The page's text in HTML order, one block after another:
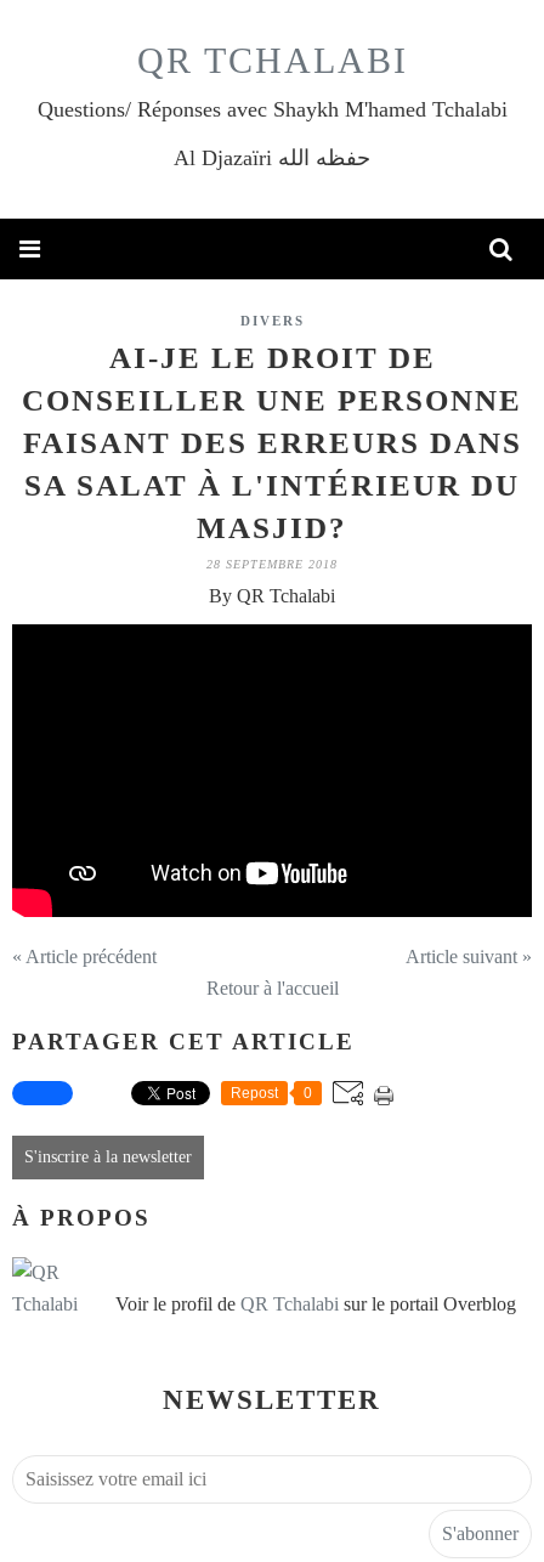
QR TCHALABI
Questions/ Réponses avec Shaykh M'hamed Tchalabi
Al Djazaïri حفظه الله
DIVERS
AI-JE LE DROIT DE
CONSEILLER UNE PERSONNE
FAISANT DES ERREURS DANS
SA SALAT À L'INTÉRIEUR DU
MASJID?
28 SEPTEMBRE 2018
By QR Tchalabi
« Article précédent
Article suivant »
Retour à l'accueil
PARTAGER CET ARTICLE
Repost 0
S'inscrire à la newsletter
À PROPOS
Voir le profil de QR Tchalabi sur le portail Overblog
NEWSLETTER